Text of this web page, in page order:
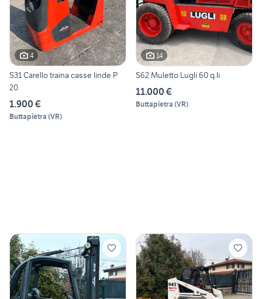
4
S31 Carello traina casse linde P
20
1.900 €
Buttapietra (VR)
14
S62 Muletto Lugli 60 q.li
11.000 €
Buttapietra (VR)